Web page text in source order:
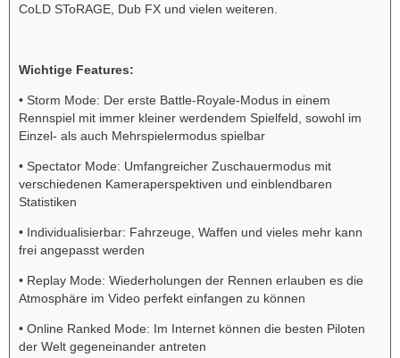
CoLD SToRAGE, Dub FX und vielen weiteren.
Wichtige Features:
• Storm Mode: Der erste Battle-Royale-Modus in einem
Rennspiel mit immer kleiner werdendem Spielfeld, sowohl im
Einzel- als auch Mehrspielermodus spielbar
• Spectator Mode: Umfangreicher Zuschauermodus mit
verschiedenen Kameraperspektiven und einblendbaren
Statistiken
• Individualisierbar: Fahrzeuge, Waffen und vieles mehr kann
frei angepasst werden
• Replay Mode: Wiederholungen der Rennen erlauben es die
Atmosphäre im Video perfekt einfangen zu können
• Online Ranked Mode: Im Internet können die besten Piloten
der Welt gegeneinander antreten